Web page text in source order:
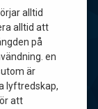
alltid
alltid att
på
en
är
lyftredskap,
att